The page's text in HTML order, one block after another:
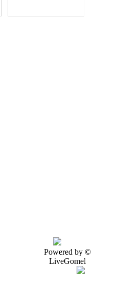
Powered by ©
LiveGomel